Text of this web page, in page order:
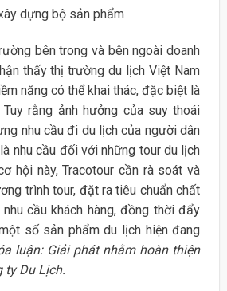
dựng bộ sản phẩm
bên trong và bên ngoài doanh
thấy thị trường du lịch Việt Nam
năng có thể khai thác, đặc biệt là
rằng ảnh hưởng của suy thoái
nhu cầu đi du lịch của người dân
nhu cầu đối với những tour du lịch
hội này, Tracotour cần rà soát và
trình tour, đặt ra tiêu chuẩn chất
cầu khách hàng, đồng thời đẩy
số sản phẩm du lịch hiện đang
luận: Giải phát nhằm hoàn thiện
ty Du Lịch.